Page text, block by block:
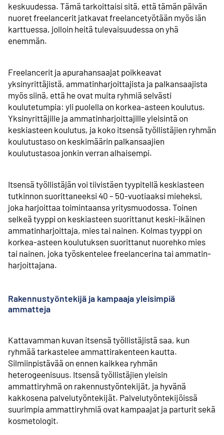
keskuudessa. Tämä tarkoittaisi sitä, että tämän päivän
nuoret freelancerit jatkavat freelancetyötään myös iän
karttuessa, jolloin heitä tulevaisuudessa on yhä
enemmän.
Freelancerit ja apurahansaajat poikkeavat
yksinyrittäjistä, ammatin­harjoittajista ja palkansaajista
myös siinä, että he ovat muita ryhmiä selvästi
koulutetumpia: yli puolella on korkea-asteen koulutus.
Yksinyrittäjille ja ammatin­harjoittajille yleisintä on
keskiasteen koulutus, ja koko itsensä työllistäjien ryhmän
koulutustaso on keskimäärin palkansaajien
koulutustasoa jonkin verran alhaisempi.
Itsensä työllistäjän voi tiivistäen tyypitellä keskiasteen
tutkinnon suorittaneeksi 40 – 50-vuotiaaksi mieheksi,
joka harjoittaa toimintaansa yritysmuodossa. Toinen
selkeä tyyppi on keskiasteen suorittanut keski-ikäinen
ammatin­­harjoittaja, mies tai nainen. Kolmas tyyppi on
korkea-asteen koulutuksen suorittanut nuorehko mies
tai nainen, joka työskentelee freelancerina tai ammatin­­
harjoittajana.
Rakennustyöntekijä ja kampaaja yleisimpiä
ammatteja
Kattavamman kuvan itsensä työllistäjistä saa, kun
ryhmää tarkastelee ammatti­rakenteen kautta.
Silmiinpistävää on ennen kaikkea ryhmän
heterogeenisuus. Itsensä työllistäjien yleisin
ammattiryhmä on rakennus­työntekijät, ja hyvänä
kakkosena palvelutyöntekijät. Palvelu­työntekijöissä
suurimpia ammattiryhmiä ovat kampaajat ja parturit sekä
kosmetologit.